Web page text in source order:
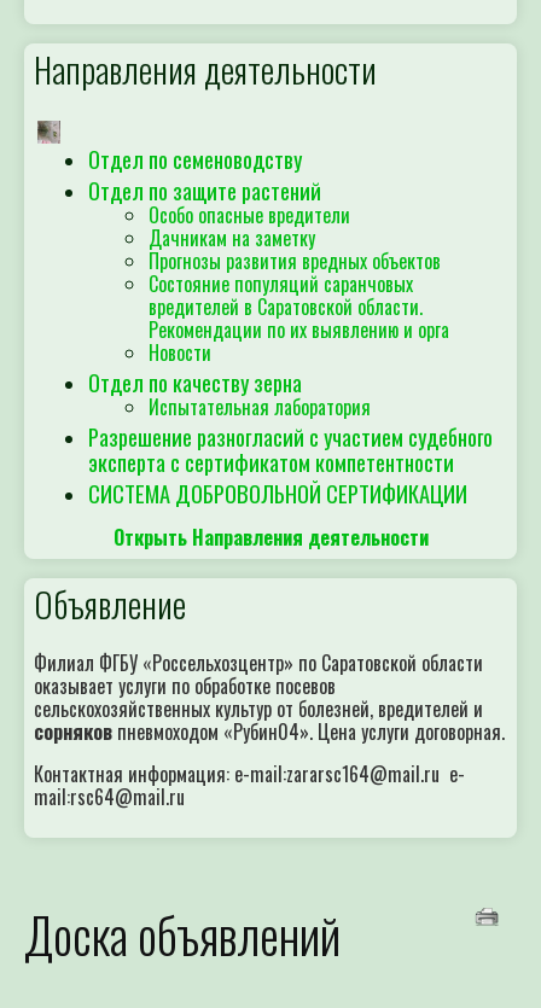
Направления деятельности
Отдел по семеноводству
Отдел по защите растений
Особо опасные вредители
Дачникам на заметку
Прогнозы развития вредных объектов
Состояние популяций саранчовых
вредителей в Саратовской области.
Рекомендации по их выявлению и орга
Новости
Отдел по качеству зерна
Испытательная лаборатория
Разрешение разногласий с участием судебного
эксперта с сертификатом компетентности
СИСТЕМА ДОБРОВОЛЬНОЙ СЕРТИФИКАЦИИ
Открыть Направления деятельности
Объявление
Филиал ФГБУ «Россельхозцентр» по Саратовской области
оказывает услуги по обработке посевов
сельскохозяйственных культур от болезней, вредителей и
сорняков пневмоходом «Рубин04». Цена услуги договорная.
Контактная информация: e-mail:zararsc164@mail.ru e-
mail:rsc64@mail.ru
Доска объявлений